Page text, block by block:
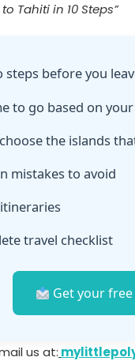
Tahiti in 10 Steps”
before you
to go based on
the islands
mistakes to avoid
travel checklist
Get your
us at: